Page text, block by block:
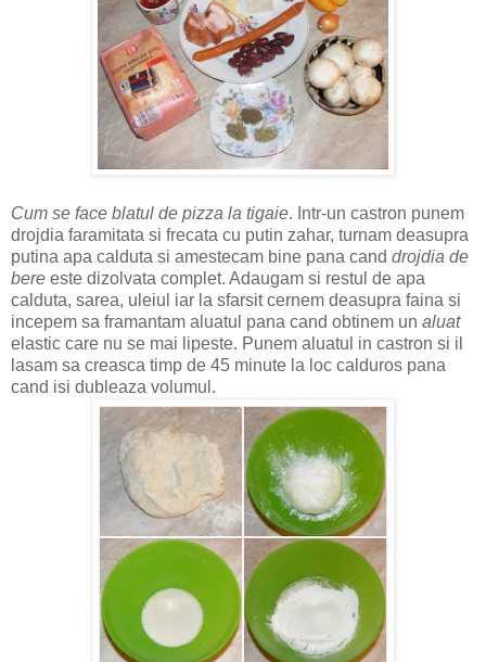
Cum se face blatul de pizza la tigaie. Intr-un castron punem
drojdia faramitata si frecata cu putin zahar, turnam deasupra
putina apa calduta si amestecam bine pana cand drojdia de
bere este dizolvata complet. Adaugam si restul de apa
calduta, sarea, uleiul iar la sfarsit cernem deasupra faina si
incepem sa framantam aluatul pana cand obtinem un aluat
elastic care nu se mai lipeste. Punem aluatul in castron si il
lasam sa creasca timp de 45 minute la loc calduros pana
cand isi dubleaza volumul.